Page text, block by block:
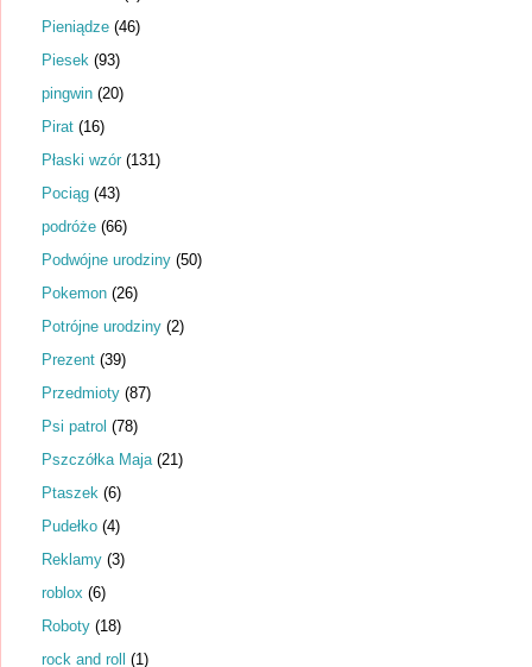
Pieniądze (46)
Piesek (93)
pingwin (20)
Pirat (16)
Płaski wzór (131)
Pociąg (43)
podróże (66)
Podwójne urodziny (50)
Pokemon (26)
Potrójne urodziny (2)
Prezent (39)
Przedmioty (87)
Psi patrol (78)
Pszczółka Maja (21)
Ptaszek (6)
Pudełko (4)
Reklamy (3)
roblox (6)
Roboty (18)
rock and roll (1)